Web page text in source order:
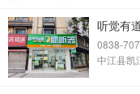
听觉有
0838-
中江县凯